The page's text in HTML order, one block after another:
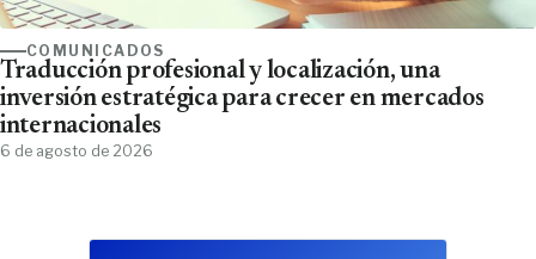
COMUNICADOS
Traducción profesional y localización, una
inversión estratégica para crecer en mercados
internacionales
6 de agosto de 2026